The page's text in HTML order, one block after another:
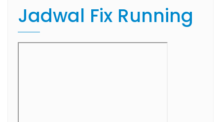
Jadwal Fix Running